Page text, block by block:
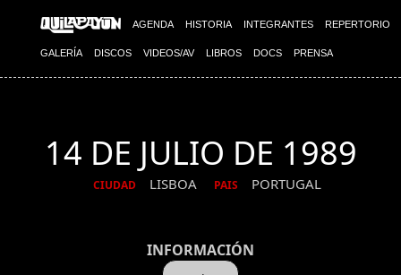
AGENDA HISTORIA INTEGRANTES REPERTORIO
GALERÍA DISCOS VIDEOS/AV LIBROS DOCS PRENSA
14 DE JULIO DE 1989
CIUDAD LISBOA PAIS PORTUGAL
INFORMACIÓN